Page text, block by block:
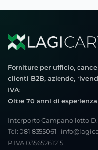
Forniture per ufficio,
clienti B2B, aziende,
IVA;
Oltre 70 anni di
Interporto Campano lotto D.
Tel: 081 8355061 ·
P.IVA 03565261215